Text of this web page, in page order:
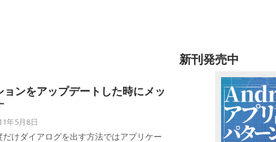
ョンをアップデートした時にメッ
年5月8日
けダイアログを出す方法ではアプリケー
新刊発売中